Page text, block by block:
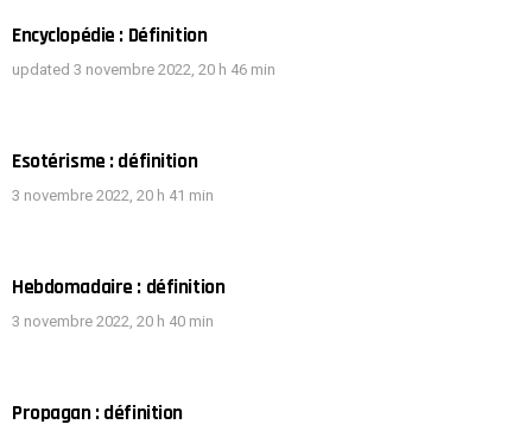
Encyclopédie : Définition
updated 3 novembre 2022, 20 h 46 min
Esotérisme : définition
3 novembre 2022, 20 h 41 min
Hebdomadaire : définition
3 novembre 2022, 20 h 40 min
Propagan : définition